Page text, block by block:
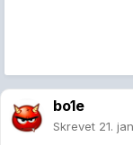
bo1e
Skrevet 21.